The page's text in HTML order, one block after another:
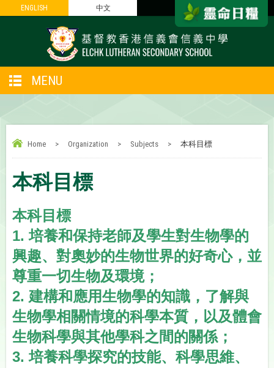
ENGLISH 中文
ENGLISH 中文
MENU
Home > Organization > Subjects > 本科目標
本科目標
本科目標
1. 培養和保持老師及學生對生物學的
興趣、對奧妙的生物世界的好奇心，並
尊重一切生物及環境；
2. 建構和應用生物學的知識，了解與
生物學相關情境的科學本質，以及體會
生物科學與其他學科之間的關係；
3. 培養科學探究的技能、科學思維、